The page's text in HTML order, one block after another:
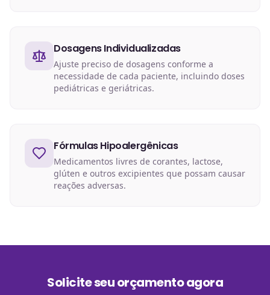
Dosagens Individualizadas
Ajuste preciso de dosagens conforme a
necessidade de cada paciente, incluindo doses
pediátricas e geriátricas.
Fórmulas Hipoalergênicas
Medicamentos livres de corantes, lactose,
glúten e outros excipientes que possam causar
reações adversas.
Solicite seu orçamento agora